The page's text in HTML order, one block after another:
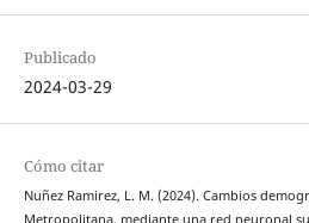
Publicado
2024-03-29
Cómo citar
Nuñez Ramirez, L. M. (2024). Cambios